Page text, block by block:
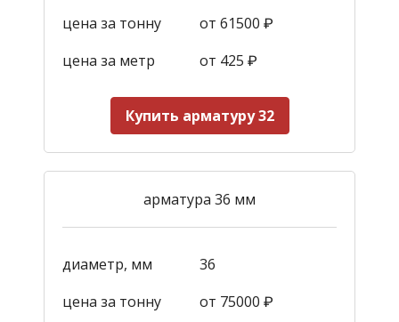
цена за тонну
от 61500 ₽
цена за метр
от 425 ₽
Купить арматуру 32
арматура 36 мм
диаметр, мм
36
цена за тонну
от 75000 ₽